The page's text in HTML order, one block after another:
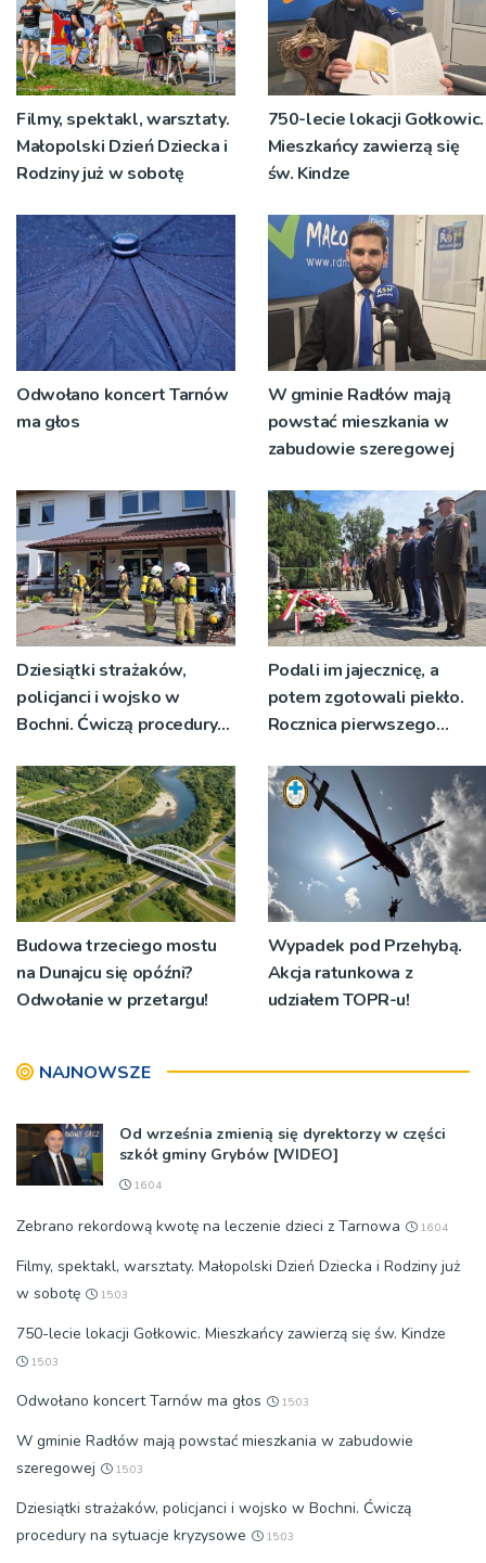
Filmy, spektakl, warsztaty.
Małopolski Dzień Dziecka i
Rodziny już w sobotę
750-lecie lokacji Gołkowic.
Mieszkańcy zawierzą się
św. Kindze
Odwołano koncert Tarnów
ma głos
W gminie Radłów mają
powstać mieszkania w
zabudowie szeregowej
Dziesiątki strażaków,
policjanci i wojsko w
Bochni. Ćwiczą procedury
Podali im jajecznicę, a
potem zgotowali piekło.
Rocznica pierwszego
KL Auschwitz
Budowa trzeciego mostu
na Dunajcu się opóźni?
Odwołanie w przetargu!
Wypadek pod Przehybą.
Akcja ratunkowa z
udziałem TOPR-u!
NAJNOWSZE
Od września zmienią się dyrektorzy w części
szkół gminy Grybów [WIDEO]
16:04
Zebrano rekordową kwotę na leczenie dzieci z Tarnowa 16:04
Filmy, spektakl, warsztaty. Małopolski Dzień Dziecka i Rodziny już
w sobotę
15:03
750-lecie lokacji Gołkowic. Mieszkańcy zawierzą się św. Kindze
15:03
Odwołano koncert Tarnów ma głos 15:03
W gminie Radłów mają powstać mieszkania w zabudowie
szeregowej
15:03
Dziesiątki strażaków, policjanci i wojsko w Bochni. Ćwiczą
procedury na sytuacje kryzysowe
15:03